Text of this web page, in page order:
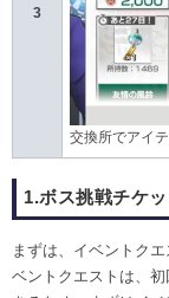
3
交換所でアイ
1.ボス挑戦チケ
まずは、イベントク
ベントクエストは、